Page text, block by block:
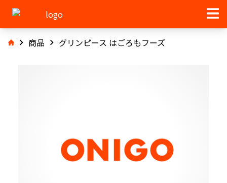
商品 グリンピース はごろもフーズ